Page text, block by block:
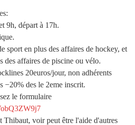
9h, départ à 17h.
sport en plus des affaires de hockey, et
des affaires de piscine ou vélo.
20euros/jour, non adhérents
−20% des le 2eme inscrit.
le formulaire
Thibaut, voir peut être l'aide d'autres